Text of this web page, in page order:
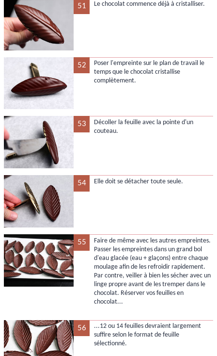
51 Le chocolat commence déjà à cristalliser.
52
Poser l'empreinte sur le plan de travail le
temps que le chocolat cristallise
complètement.
53
Décoller la feuille avec la pointe d'un
couteau.
54 Elle doit se détacher toute seule.
55
Faire de même avec les autres empreintes.
Passer les empreintes dans un grand bol
d'eau glacée (eau + glaçons) entre chaque
moulage afin de les refroidir rapidement.
Par contre, veiller à bien les sécher avec un
linge propre avant de les tremper dans le
chocolat. Réserver vos feuilles en
chocolat...
56
...12 ou 14 feuilles devraient largement
suffire selon le format de feuille
sélectionné.